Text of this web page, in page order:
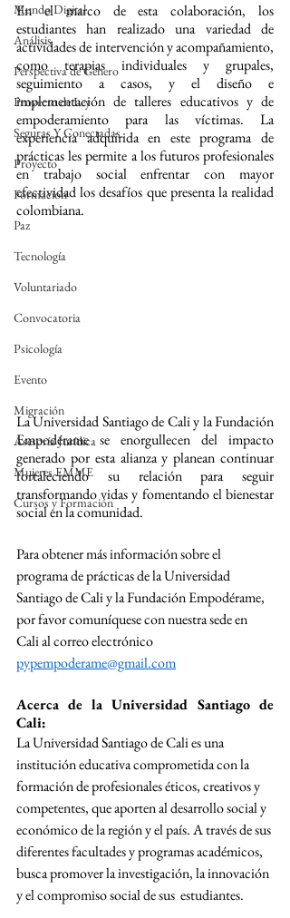
Mundo Digital
Análisis
Perspectiva de Género
Proyecto de Ley
Seguras Y Conectadas
Proyecto
Formacion
Paz
Tecnología
Voluntariado
Convocatoria
Psicología
Evento
Migración
Asesoría Jurídica
Mujeres EMME
Cursos y Formación
En el marco de esta colaboración, los
estudiantes han realizado una variedad de
actividades de intervención y acompañamiento,
como terapias individuales y grupales,
seguimiento a casos, y el diseño e
implementación de talleres educativos y de
empoderamiento para las víctimas. La
experiencia adquirida en este programa de
prácticas les permite a los futuros profesionales
en trabajo social enfrentar con mayor
efectividad los desafíos que presenta la realidad
colombiana.
La Universidad Santiago de Cali y la Fundación
Empodérame se enorgullecen del impacto
generado por esta alianza y planean continuar
fortaleciendo su relación para seguir
transformando vidas y fomentando el bienestar
social en la comunidad.
Para obtener más información sobre el
programa de prácticas de la Universidad
Santiago de Cali y la Fundación Empodérame,
por favor comuníquese con nuestra sede en
Cali al correo electrónico
pypempoderame@gmail.com
Acerca de la Universidad Santiago de
Cali:
La Universidad Santiago de Cali es una
institución educativa comprometida con la
formación de profesionales éticos, creativos y
competentes, que aporten al desarrollo social y
económico de la región y el país. A través de sus
diferentes facultades y programas académicos,
busca promover la investigación, la innovación
y el compromiso social de sus  estudiantes.